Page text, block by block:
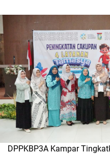
DPPKBP3A Kampar